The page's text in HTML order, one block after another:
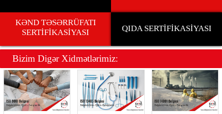
KƏND TƏSƏRRÜFATI
SERTİFİKASİYASI
QIDA SERTİFİKASİYASI
Bizim Digər Xidmətlərimiz: